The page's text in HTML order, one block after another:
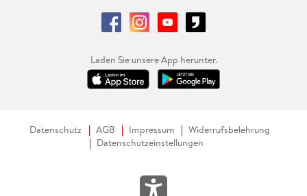
Laden Sie unsere App herunter.
Datenschutz AGB Impressum
Widerrufsbelehrung
Datenschutzeinstellungen